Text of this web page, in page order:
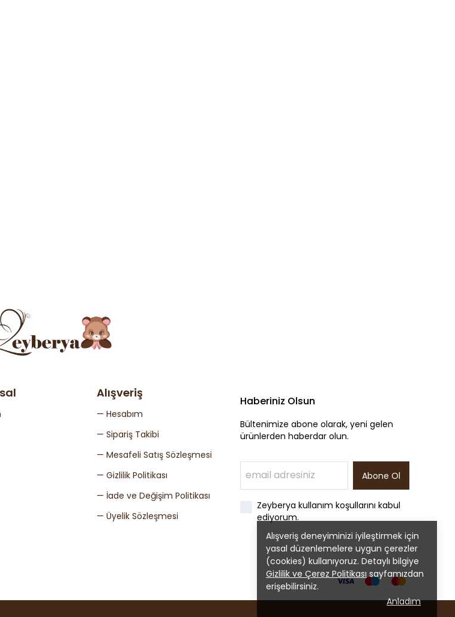
Alışveriş deneyiminizi iyileştirmek için
yasal düzenlemelere uygun çerezler
(cookies) kullanıyoruz. Detaylı bilgiye
Gizlilik ve Çerez Politikasısayfamızdan
erişebilirsiniz.
Anladım
Alışveriş
— Hesabım
— Sipariş Takibi
— Mesafeli Satış Sözleşmesi
— Gizlilik Politikası
— İade ve Değişim Politikası
— Üyelik Sözleşmesi
Haberiniz Olsun
Bültenimize abone olarak, yeni gelen
ürünlerden haberdar olun.
Abone Ol
Zeyberya kullanım koşullarını kabul
ediyorum.